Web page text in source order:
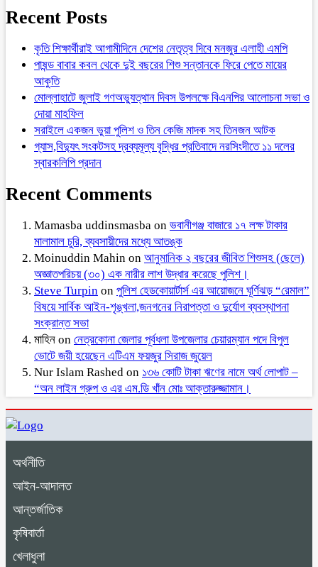
Recent Posts
কৃতি শিক্ষার্থীরাই আগামীদিনে দেশের নেতৃত্ব দিবে মনজুর এলাহী এমপি
পাষন্ড বাবার কবল থেকে দুই বছরের শিশু সন্তানকে ফিরে পেতে মায়ের
আকুতি
মোল্লাহাটে জুলাই গণঅভ্যুত্থান দিবস উপলক্ষে বিএনপির আলোচনা সভা ও
দোয়া মাহফিল
সরাইলে একজন ভুয়া পুলিশ ও তিন কেজি মাদক সহ তিনজন আটক
গ্যাস,বিদ্যুৎ সংকটসহ দ্রব্যমূল্য বৃদ্ধির প্রতিবাদে নরসিংদীতে ১১ দলের
স্বারকলিপি প্রদান
Recent Comments
Mamasba uddinsmasba on ভবানীগঞ্জ বাজারে ১৭ লক্ষ টাকার
মালামাল চুরি, ব্যবসায়ীদের মধ্যে আতঙ্ক
Moinuddin Mahin on আনুমানিক ২ বছরের জীবিত শিশুসহ (ছেলে)
অজ্ঞাতপরিচয় (৩০) এক নারীর লাশ উদ্ধার করেছে পুলিশ।
Steve Turpin on পুলিশ হেডকোয়ার্টার্স এর আয়োজনে ঘূর্ণিঝড় “রেমাল”
বিষয়ে সার্বিক আইন-শৃঙ্খলা,জনগনের নিরাপত্তা ও দুর্যোগ ব্যবস্থাপনা
সংক্রান্ত সভা
মাহিন on নেত্রকোনা জেলার পূর্বধলা উপজেলার চেয়ারম্যান পদে বিপুল
ভোটে জয়ী হয়েছেন এটিএম ফয়জুর সিরাজ জুয়েল
Nur Islam Rashed on ১৩৬ কোটি টাকা ঋণের নামে অর্থ লোপাট –
“অন লাইন গ্রুপ ও এর এম.ডি খাঁন মোঃ আক্তারুজ্জামান।
অর্থনীতি
আইন-আদালত
আন্তর্জাতিক
কৃষিবার্তা
খেলাধুলা